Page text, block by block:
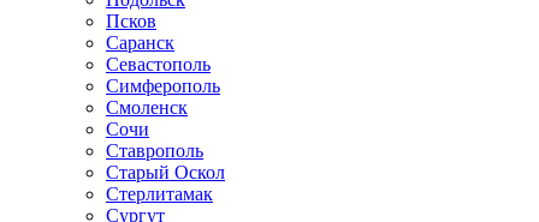
Псков
Саранск
Севастополь
Симферополь
Смоленск
Сочи
Ставрополь
Старый Оскол
Стерлитамак
Сургут